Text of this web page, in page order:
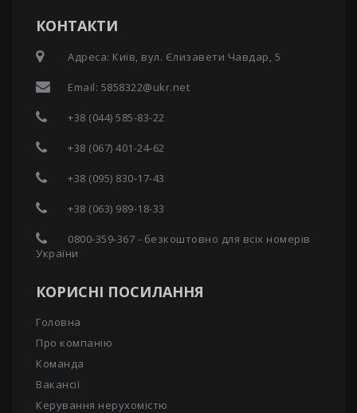
КОНТАКТИ
Адреса: Київ, вул. Єлизавети Чавдар, 5
Email: 5858322@ukr.net
+38 (044) 585-83-22
+38 (067) 401-24-62
+38 (095) 830-17-43
+38 (063) 989-18-33
0800-359-367 - безкоштовно для всіх номерів
України
КОРИСНІ ПОСИЛАННЯ
Головна
Про компанію
Команда
Вакансії
Керування нерухомістю